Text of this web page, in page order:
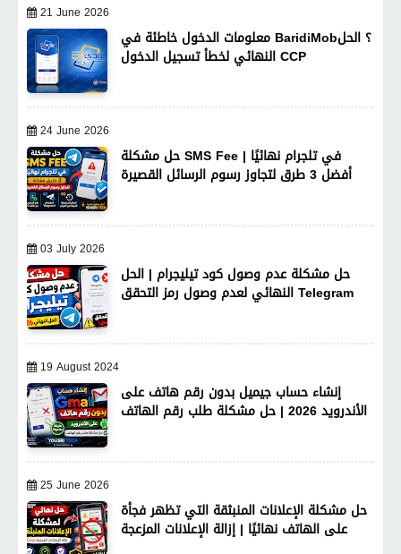
21 June 2026
معلومات الدخول خاطئة في BaridiMob؟ الحل
النهائي لخطأ تسجيل الدخول CCP
24 June 2026
حل مشكلة SMS Fee في تلجرام نهائيًا |
أفضل 3 طرق لتجاوز رسوم الرسائل القصيرة
03 July 2026
حل مشكلة عدم وصول كود تيليجرام | الحل
النهائي لعدم وصول رمز التحقق Telegram
19 August 2024
إنشاء حساب جيميل بدون رقم هاتف على
الأندرويد 2026 | حل مشكلة طلب رقم الهاتف
25 June 2026
حل مشكلة الإعلانات المنبثقة التي تظهر فجأة
على الهاتف نهائيًا | إزالة الإعلانات المزعجة